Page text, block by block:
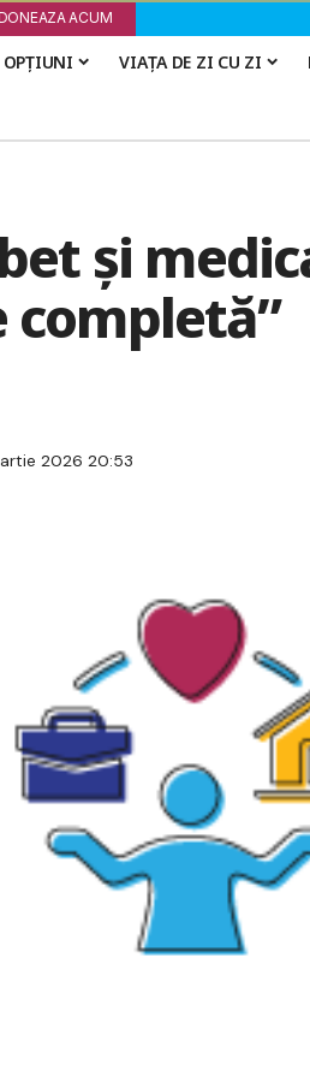
ACUM
OPȚIUNI VIAȚA DE ZI CU ZI
și
2026 20:53